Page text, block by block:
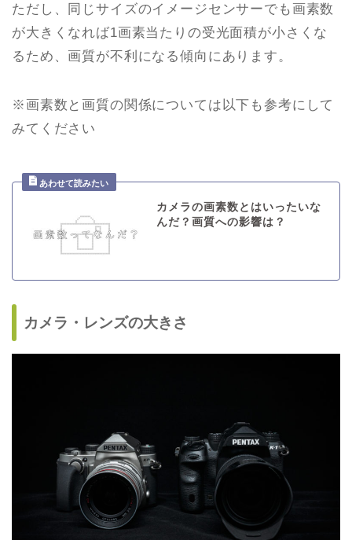
ただし、同じサイズのイメージセンサーでも画素数
が大きくなれば1画素当たりの受光面積が小さくな
るため、画質が不利になる傾向にあります。
※画素数と画質の関係については以下も参考にして
みてください
カメラの画素数とはいったいな
んだ？画質への影響は？
カメラ・レンズの大きさ